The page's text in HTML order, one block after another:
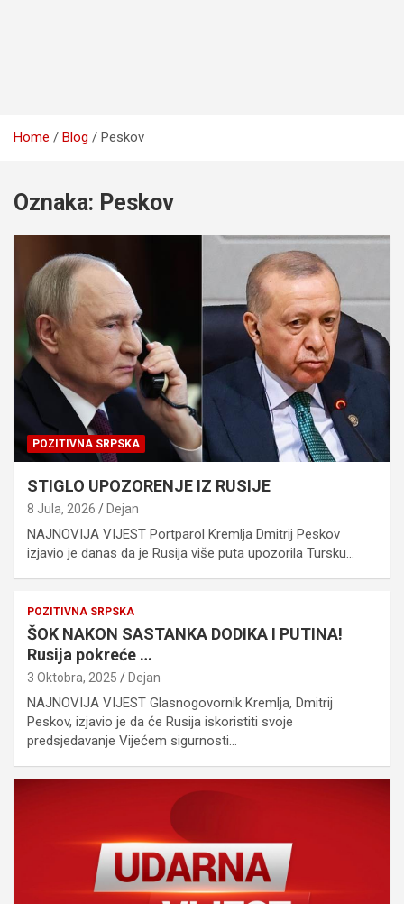
Home Blog Peskov
Oznaka: Peskov
POZITIVNA SRPSKA
STIGLO UPOZORENJE IZ RUSIJE
8 Jula, 2026 Dejan
NAJNOVIJA VIJEST Portparol Kremlja Dmitrij Peskov
izjavio je danas da je Rusija više puta upozorila Tursku…
POZITIVNA SRPSKA
ŠOK NAKON SASTANKA DODIKA I PUTINA!
Rusija pokreće …
3 Oktobra, 2025 Dejan
NAJNOVIJA VIJEST Glasnogovornik Kremlja, Dmitrij
Peskov, izjavio je da će Rusija iskoristiti svoje
predsjedavanje Vijećem sigurnosti…